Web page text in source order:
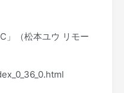
」（松本ユウ リモー